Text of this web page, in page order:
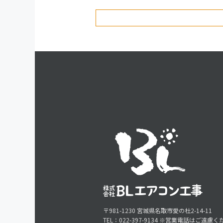
〒981-1230 宮城県名取市愛の杜2-14-11
TEL：022-397-9134 ※営業電話はご遠慮く